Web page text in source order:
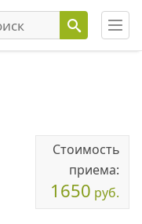
Стоимость
приема:
1650 руб.